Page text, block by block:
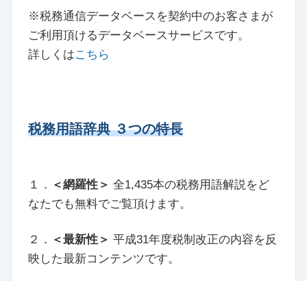
※税務通信データベースを契約中のお客さまが
ご利用頂けるデータベースサービスです。
詳しくはこちら
税務用語辞典 ３つの特長
１． ＜網羅性＞ 全1,435本の税務用語解説をど
なたでも無料でご覧頂けます。
２． ＜最新性＞ 平成31年度税制改正の内容を反
映した最新コンテンツです。